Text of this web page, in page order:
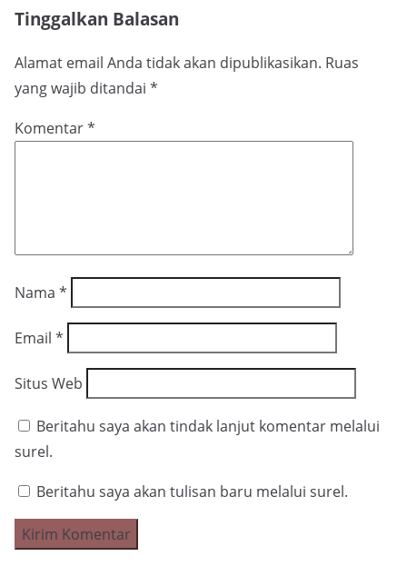
Tinggalkan Balasan
Alamat email Anda tidak akan dipublikasikan. Ruas
yang wajib ditandai *
Komentar*
Nama *
Email *
Situs Web
Beritahu saya akan tindak lanjut komentar melalui
surel.
Beritahu saya akan tulisan baru melalui surel.